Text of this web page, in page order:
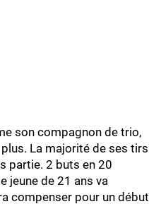
son compagnon de trio,
La majorité de ses tirs
partie. 2 buts en 20
jeune de 21 ans va
compenser pour un début